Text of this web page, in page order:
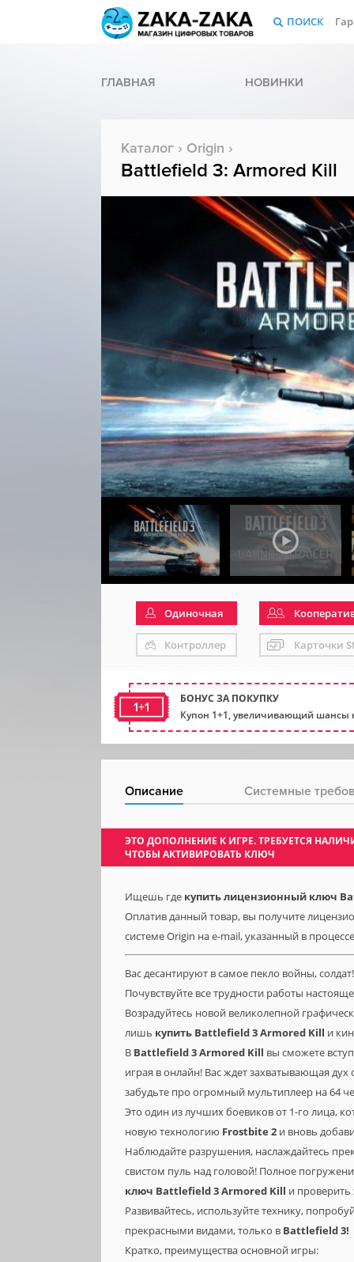
ПОИСК
ГЛАВНАЯ НОВИНКИ
Каталог › Origin ›
Battlefield 3: Armored Kill
Одиночная
Контроллер Карточки
1+1
БОНУС ЗА ПОКУПКУ
Купон 1+1, увеличивающий шансы
Описание Системные
ЭТО ДОПОЛНЕНИЕ К ИГРЕ. ТРЕБУЕТСЯ
ЧТОБЫ АКТИВИРОВАТЬ КЛЮЧ
Ищешь где купить лицензионный ключ
Оплатив данный товар, вы получите
системе Origin на e-mail, указанный в
Вас десантируют в самое пекло войны, солдат!
Почувствуйте все трудности работы
Возрадуйтесь новой великолепной
лишь купить Battlefield3Armored Kill и
В Battlefield3Armored Kill вы сможете
играя в онлайн! Вас ждет захватывающая
забудьте про огромный мультиплеер на 64
Это один из лучших боевиков от 1-го лица,
новую технологию Frostbite 2 и вновь
Наблюдайте разрушения, наслаждайтесь
свистом пуль над головой! Полное
ключ Battlefield3Armored Kill и проверить
Развивайтесь, используйте технику,
прекрасными видами, только в Battlefield3!
Кратко, преимущества основной игры: